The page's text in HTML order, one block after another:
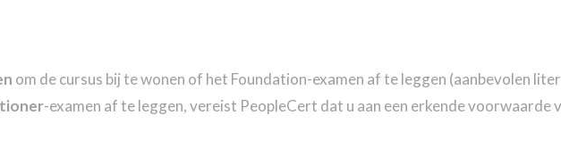
om de cursus bij te wonen of het Foundation-examen af te leggen (aanbevolen
-examen af te leggen, vereist PeopleCert dat u aan een erkende voorwaarde